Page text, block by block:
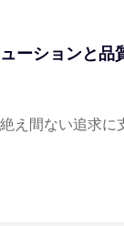
ーションと品
え間ない追求に